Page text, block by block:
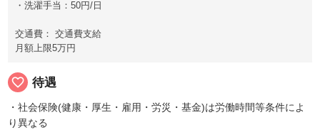
・洗濯手当：50円/日
交通費： 交通費支給
月額上限5万円
favorite_border 待遇
・社会保険(健康・厚生・雇用・労災・基金)は労働時間等条件によ
り異なる